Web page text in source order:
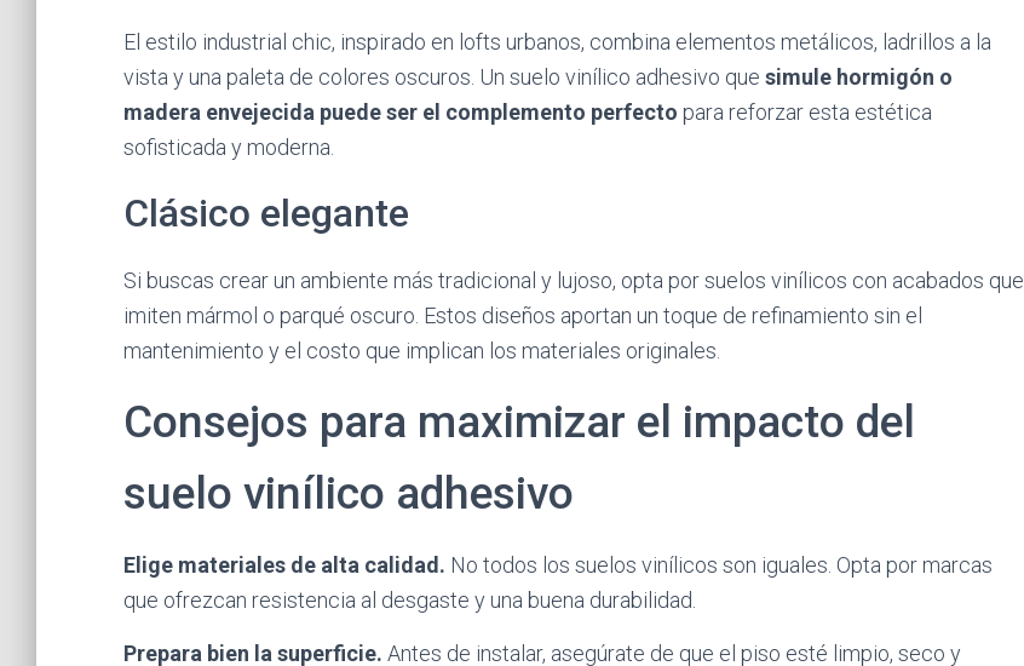
El estilo industrial chic, inspirado en lofts urbanos, combina elementos metálicos, ladrillos a la
vista y una paleta de colores oscuros. Un suelo vinílico adhesivo que simule hormigón o
madera envejecida puede ser el complemento perfecto para reforzar esta estética
sofisticada y moderna.
Clásico elegante
Si buscas crear un ambiente más tradicional y lujoso, opta por suelos vinílicos con acabados que
imiten mármol o parqué oscuro. Estos diseños aportan un toque de refinamiento sin el
mantenimiento y el costo que implican los materiales originales.
Consejos para maximizar el impacto del
suelo vinílico adhesivo
Elige materiales de alta calidad. No todos los suelos vinílicos son iguales. Opta por marcas
que ofrezcan resistencia al desgaste y una buena durabilidad.
Prepara bien la superficie. Antes de instalar, asegúrate de que el piso esté limpio, seco y